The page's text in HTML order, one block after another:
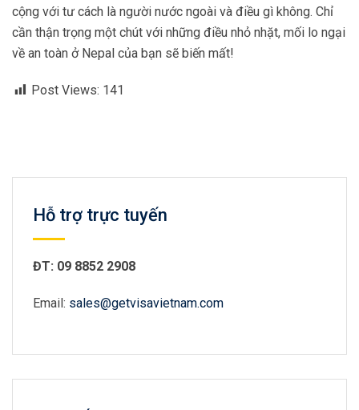
cộng với tư cách là người nước ngoài và điều gì không. Chỉ
cần thận trọng một chút với những điều nhỏ nhặt, mối lo ngại
về an toàn ở Nepal của bạn sẽ biến mất!
Post Views: 141
Hỗ trợ trực tuyến
ĐT: 09 8852 2908
Email: sales@getvisavietnam.com